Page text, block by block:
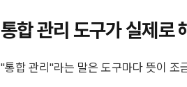
통합 관리 도구가 실제로
"통합 관리"라는 말은 도구마다 뜻이 조